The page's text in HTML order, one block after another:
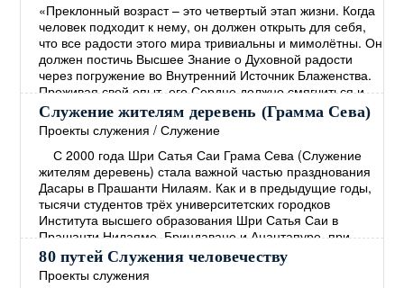
«Преклонный возраст – это четвертый этап жизни. Когда
человек подходит к нему, он должен открыть для себя,
что все радости этого мира тривиальны и мимолётны. Он
должен постичь Высшее Знание о Духовной радости
через погружение во Внутренний Источник Блаженства.
Проживая свой опыт, его Сердце должно смягчиться и
наполниться Состраданием. Человек должен
сосредоточиться на том, чтобы способствовать
прогрессу всех живых существ, не проводя между
Служение жителям деревень (Грамма Сева)
Проекты служения /Служение
С 2000 года Шри Сатья Саи Грама Сева (Служение
жителям деревень) стала важной частью празднования
Дасары в Прашанти Нилаям. Как и в предыдущие годы,
тысячи студентов трёх университетских городков
Института высшего образования Шри Сатья Саи в
Прашанти Нилаяме, Бриндаване и Анантапуре, при
участии учеников Средней школы Шри Сатья Саи в
Прашанти Нилаяме, наряду с персоналом этих учебных
заведений, приняли участие в Грама Севе
80 путей Служения человечеству
Проекты служения